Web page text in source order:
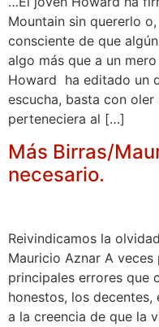
Mountain sin quererlo
consciente de que
algo más que a un
Howard ha editado un
escucha, basta con
perteneciera al […]
Más Birras/
necesario.
Reivindicamos la
Mauricio Aznar A
principales errores que
honestos, los
a la creencia de que la